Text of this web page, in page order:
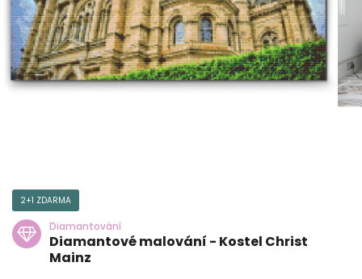
2+1 ZDARMA
Diamantování
Diamantové malování - Kostel Christ
Mainz